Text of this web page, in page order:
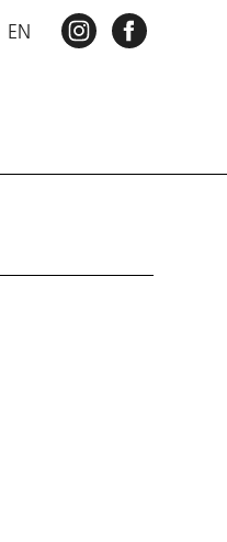
EN INSTAGRAM